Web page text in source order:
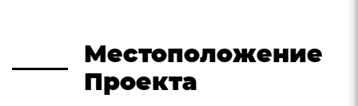
Местоположение
Проекта